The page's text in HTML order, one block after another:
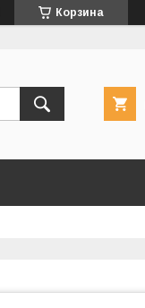
Корзина